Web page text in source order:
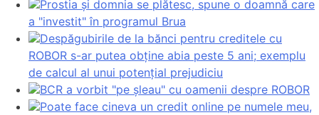
Prostia și domnia se plătesc, spune o doamnă care
a "investit" în programul Brua
Despăgubirile de la bănci pentru creditele cu
ROBOR s-ar putea obține abia peste 5 ani; exemplu
de calcul al unui potențial prejudiciu
BCR a vorbit "pe șleau" cu oamenii despre ROBOR
Poate face cineva un credit online pe numele meu,